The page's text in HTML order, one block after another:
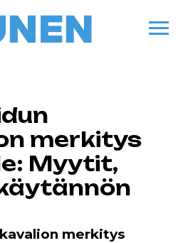
merkitys
Myytit,
merkitys